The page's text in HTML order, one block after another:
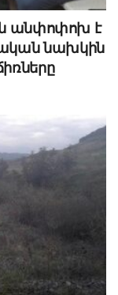
անփոփոխ է
նախկին